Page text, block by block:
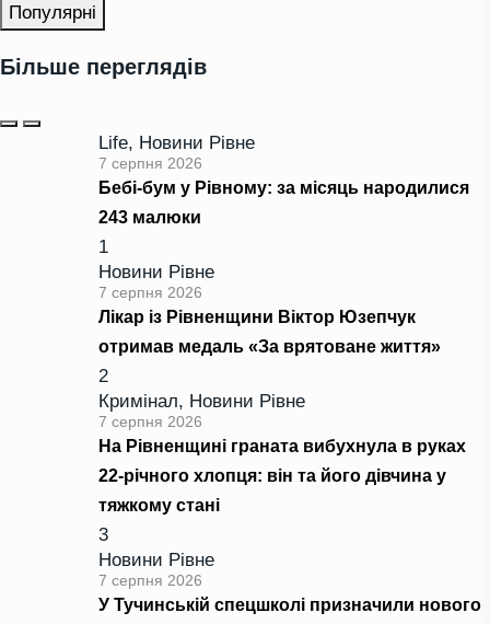
Популярні
Більше переглядів
Life, Новини Рівне
7 серпня 2026
Бебі-бум у Рівному: за місяць народилися
243 малюки
1
Новини Рівне
7 серпня 2026
Лікар із Рівненщини Віктор Юзепчук
отримав медаль «За врятоване життя»
2
Кримінал, Новини Рівне
7 серпня 2026
На Рівненщині граната вибухнула в руках
22-річного хлопця: він та його дівчина у
тяжкому стані
3
Новини Рівне
7 серпня 2026
У Тучинській спецшколі призначили нового